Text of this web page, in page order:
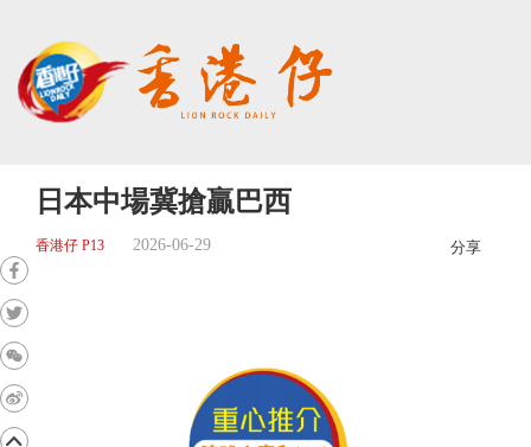
日本中場冀搶贏巴西
香港仔 P13 2026-06-29 分享